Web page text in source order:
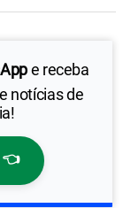
e receba
notícias de
👈